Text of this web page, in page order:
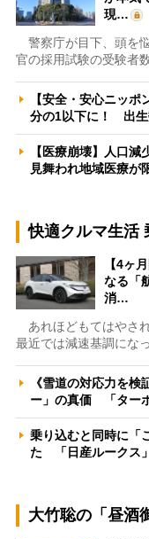
現…
警察庁が目下、頭を
官の採用試験の受験者
【安全・安心ニッ
分の1以下に！ 出
【医療崩壊】人口
見舞われ地域医療
快適クルマ生活
【4ヶ
なる「
消…
あれほどもてはやさ
最近では減速基調にな
《雪道の対応力を
ー」の真価 「ター
乗り込むと同時に「
た 「日産ルークス
大竹聡の「昼酒